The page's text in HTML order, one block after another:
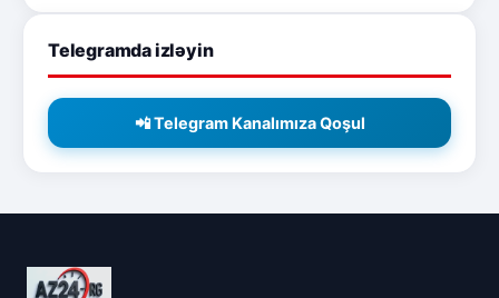
Telegramda izləyin
📲 Telegram Kanalımıza Qoşul